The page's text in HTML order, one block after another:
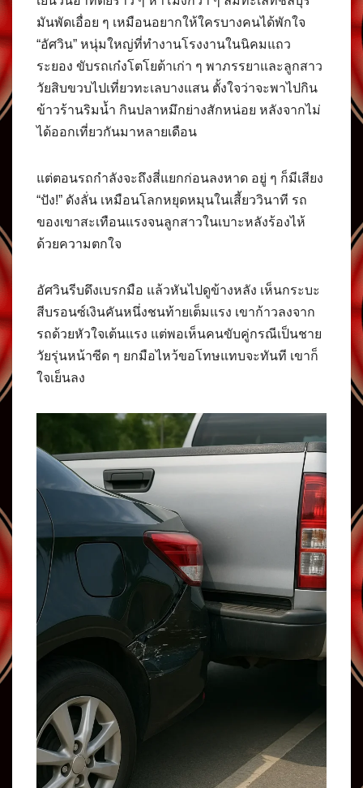
มันพัดเอื่อย ๆ เหมือนอยากให้ใครบางคนได้พักใจ
“อัศวิน” หนุ่มใหญ่ที่ทำงานโรงงานในนิคมแถว
ระยอง ขับรถเก๋งโตโยต้าเก่า ๆ พาภรรยาและลูกสาว
วัยสิบขวบไปเที่ยวทะเลบางแสน ตั้งใจว่าจะพาไปกิน
ข้าวร้านริมน้ำ กินปลาหมึกย่างสักหน่อย หลังจากไม่
ได้ออกเที่ยวกันมาหลายเดือน
แต่ตอนรถกำลังจะถึงสี่แยกก่อนลงหาด อยู่ ๆ ก็มีเสียง
“ปัง!” ดังลั่น เหมือนโลกหยุดหมุนในเสี้ยววินาที รถ
ของเขาสะเทือนแรงจนลูกสาวในเบาะหลังร้องไห้
ด้วยความตกใจ
อัศวินรีบดึงเบรกมือ แล้วหันไปดูข้างหลัง เห็นกระบะ
สีบรอนซ์เงินคันหนึ่งชนท้ายเต็มแรง เขาก้าวลงจาก
รถด้วยหัวใจเต้นแรง แต่พอเห็นคนขับคู่กรณีเป็นชาย
วัยรุ่นหน้าซีด ๆ ยกมือไหว้ขอโทษแทบจะทันที เขาก็
ใจเย็นลง